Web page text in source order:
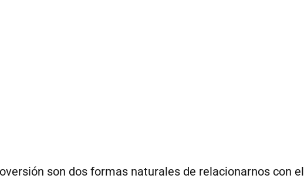
son dos formas naturales de relacionarnos con el